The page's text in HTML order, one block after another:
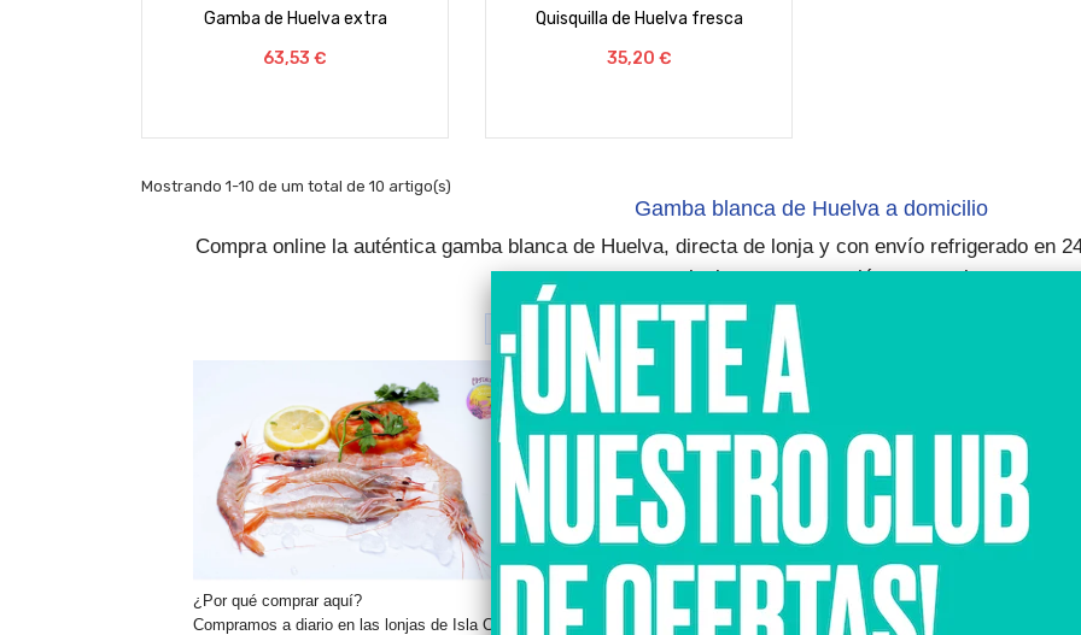
Gamba de Huelva extra
Preço
63,53 €
Quisquilla de Huelva fresca
Preço
35,20 €
Mostrando 1-10 de um total de 10 artigo(s)
Gamba blanca de Huelva a domicilio
Compra online la auténtica gamba blanca de Huelva, directa de lonja y con envío refrigerado en
paraparticulares,restauraciónymayoristas.
Centro de expedición autorizado Compra directa de lonja
¿Por qué comprar aquí?
Compramos a diario en las lonjas de Isla Cristina Ayamonte Punta Umbría. Clasificamos por talla y enviamos en